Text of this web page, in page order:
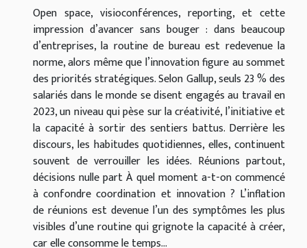
Open space, visioconférences, reporting, et cette
impression d’avancer sans bouger : dans beaucoup
d’entreprises, la routine de bureau est redevenue la
norme, alors même que l’innovation figure au sommet
des priorités stratégiques. Selon Gallup, seuls 23 % des
salariés dans le monde se disent engagés au travail en
2023, un niveau qui pèse sur la créativité, l’initiative et
la capacité à sortir des sentiers battus. Derrière les
discours, les habitudes quotidiennes, elles, continuent
souvent de verrouiller les idées. Réunions partout,
décisions nulle part À quel moment a-t-on commencé
à confondre coordination et innovation ? L’inflation
de réunions est devenue l’un des symptômes les plus
visibles d’une routine qui grignote la capacité à créer,
car elle consomme le temps...